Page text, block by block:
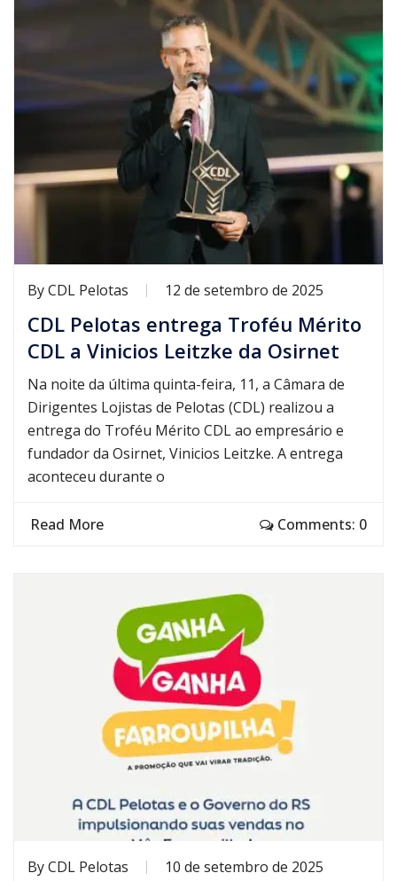
ByCDL Pelotas 12 de setembro de 2025
CDL Pelotas entrega Troféu Mérito
CDL a Vinicios Leitzke da Osirnet
Na noite da última quinta-feira, 11, a Câmara de
Dirigentes Lojistas de Pelotas (CDL) realizou a
entrega do Troféu Mérito CDL ao empresário e
fundador da Osirnet, Vinicios Leitzke. A entrega
aconteceu durante o
Read More Comments: 0
ByCDL Pelotas 10 de setembro de 2025